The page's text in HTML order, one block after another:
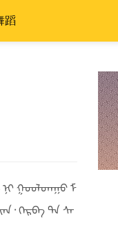
蹈
ᠨᠢ ᠭᠤᠤᠯᠳᠠᠭᠤ ᠮ
ᠬᠡᠷᠪᠡ ᠲᠠ ᠰᠡ